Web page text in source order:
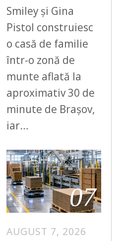
Smiley și Gina
Pistol construiesc
o casă de familie
într-o zonă de
munte aflată la
aproximativ 30 de
minute de Brașov,
iar…
07
AUGUST 7, 2026